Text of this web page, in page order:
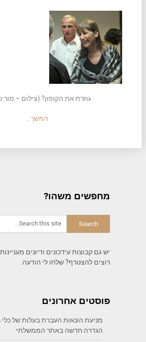
גוזרת את הקופון? (צילום – מור
המשך…
מחפשים משהו?
יש גם קבוצות עידכונים ודיונים
רוצים להצטרף? שלחו לי הודעה.
פוסטים אחרונים
מניעת הונאות העברת בעלות של כלי
הגדרה חדשה באתר הממשלתי